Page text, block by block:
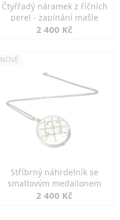
Čtyřřadý náramek z říčních
perel - zapínání mašle
2 400 Kč
NOVÉ
Stříbrný náhrdelník se
smaltovým medailonem
2 400 Kč